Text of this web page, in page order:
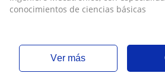
conocimientos de ciencias básicas
ver más